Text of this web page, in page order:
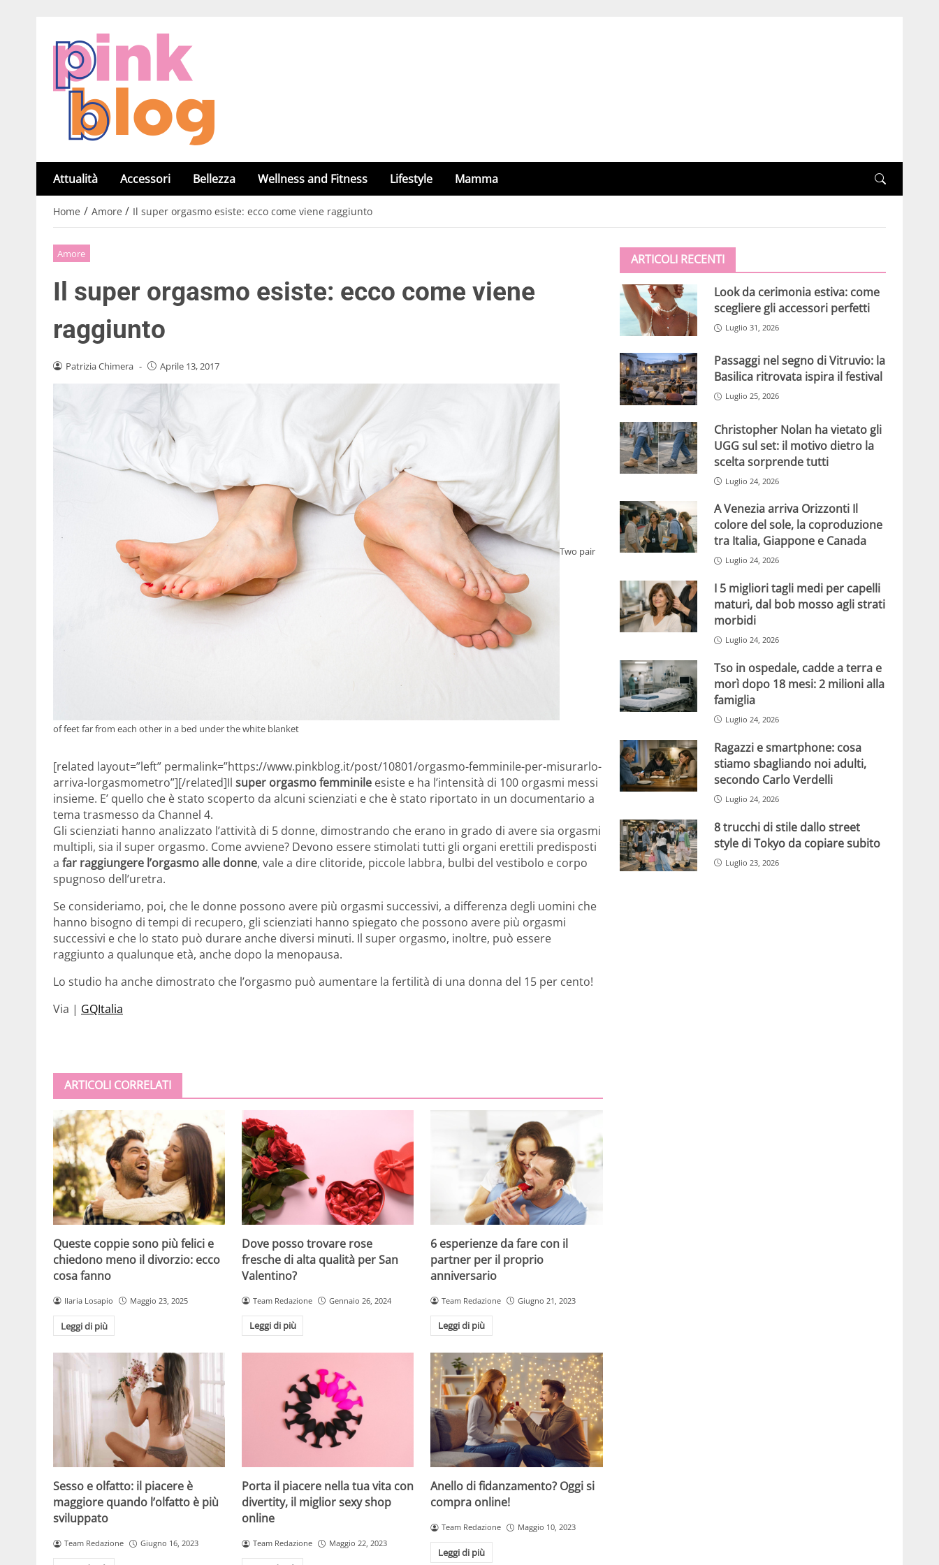
Attualità Accessori Bellezza Wellness and Fitness Lifestyle Mamma
Home / Amore / Il super orgasmo esiste: ecco come viene raggiunto
Amore
Il super orgasmo esiste: ecco come viene
raggiunto
Patrizia Chimera - Aprile 13, 2017
Two pair
of feet far from each other in a bed under the white blanket
[related layout=”left” permalink=”https://www.pinkblog.it/post/10801/orgasmo-femminile-per-misurarlo-
arriva-lorgasmometro”][/related]Il super orgasmo femminile esiste e ha l’intensità di 100 orgasmi messi
insieme. E’ quello che è stato scoperto da alcuni scienziati e che è stato riportato in un documentario a
tema trasmesso da Channel 4.
Gli scienziati hanno analizzato l’attività di 5 donne, dimostrando che erano in grado di avere sia orgasmi
multipli, sia il super orgasmo. Come avviene? Devono essere stimolati tutti gli organi erettili predisposti
a far raggiungere l’orgasmo alle donne, vale a dire clitoride, piccole labbra, bulbi del vestibolo e corpo
spugnoso dell’uretra.
Se consideriamo, poi, che le donne possono avere più orgasmi successivi, a differenza degli uomini che
hanno bisogno di tempi di recupero, gli scienziati hanno spiegato che possono avere più orgasmi
successivi e che lo stato può durare anche diversi minuti. Il super orgasmo, inoltre, può essere
raggiunto a qualunque età, anche dopo la menopausa.
Lo studio ha anche dimostrato che l’orgasmo può aumentare la fertilità di una donna del 15 per cento!
Via | GQItalia
ARTICOLI CORRELATI
Queste coppie sono più felici e
chiedono meno il divorzio: ecco
cosa fanno
Ilaria Losapio Maggio 23, 2025
Leggi di più
Dove posso trovare rose
fresche di alta qualità per San
Valentino?
Team Redazione Gennaio 26, 2024
Leggi di più
6 esperienze da fare con il
partner per il proprio
anniversario
Team Redazione Giugno 21, 2023
Leggi di più
Sesso e olfatto: il piacere è
maggiore quando l’olfatto è più
sviluppato
Team Redazione Giugno 16, 2023
Porta il piacere nella tua vita con
divertity, il miglior sexy shop
online
Team Redazione Maggio 22, 2023
Anello di fidanzamento? Oggi si
compra online!
Team Redazione Maggio 10, 2023
Leggi di più
ARTICOLI RECENTI
Look da cerimonia estiva: come
scegliere gli accessori perfetti
Luglio 31, 2026
Passaggi nel segno di Vitruvio: la
Basilica ritrovata ispira il festival
Luglio 25, 2026
Christopher Nolan ha vietato gli
UGG sul set: il motivo dietro la
scelta sorprende tutti
Luglio 24, 2026
A Venezia arriva Orizzonti Il
colore del sole, la coproduzione
tra Italia, Giappone e Canada
Luglio 24, 2026
I 5 migliori tagli medi per capelli
maturi, dal bob mosso agli strati
morbidi
Luglio 24, 2026
Tso in ospedale, cadde a terra e
morì dopo 18 mesi: 2 milioni alla
famiglia
Luglio 24, 2026
Ragazzi e smartphone: cosa
stiamo sbagliando noi adulti,
secondo Carlo Verdelli
Luglio 24, 2026
8 trucchi di stile dallo street
style di Tokyo da copiare subito
Luglio 23, 2026